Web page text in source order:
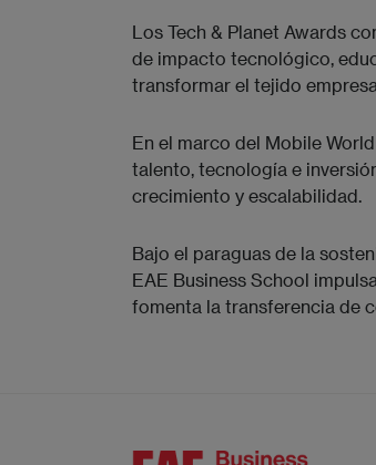
Los Tech & Planet Awards
de impacto tecnológico,
transformar el tejido
En el marco del Mobile
talento, tecnología e
crecimiento y escalabilidad.
Bajo el paraguas de la
EAE Business School
fomenta la transferencia de